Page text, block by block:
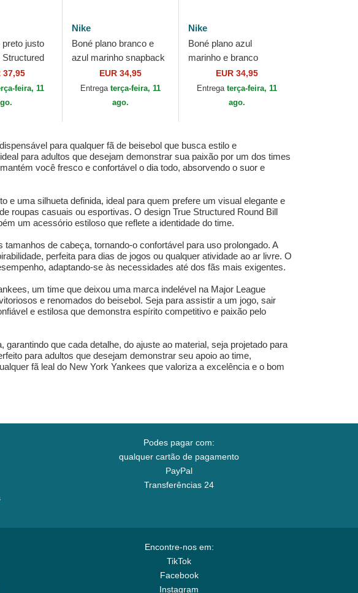
preto justo
Structured
Chicago
da Nike
37,95
feira, 11
Nike
Boné plano branco e
azul marinho snapback
Cooperstown Dri-Fit Pro
Structured Square Bill
EUR 34,95
Entrega terça-feira, 11
ago.
Nike
Boné plano azul
marinho e branco
snapback Dri-Fit Pro
Structured Square Bill
da New York Yankees...
EUR 34,95
Entregaterça-feira, 11
ago.
para qualquer fã de beisebol que busca estilo e
para adultos que desejam demonstrar sua paixão por um dos times
você fresco e confortável o dia todo, absorvendo o suor e
e uma silhueta definida, ideal para quem prefere um visual elegante e
roupas casuais ou esportivas. O design True Structured Round Bill
um acessório estiloso que reflete a identidade do time.
de cabeça, tornando-o confortável para uso prolongado. A
perfeita para dias de jogos ou qualquer atividade ao ar livre. O
adaptando-se às necessidades até dos fãs mais exigentes.
um time que deixou uma marca indelével na Major League
e renomados do beisebol. Seja para assistir a um jogo, sair
e estilosa que demonstra espírito competitivo e paixão pelo
que cada detalhe, do ajuste ao material, seja projetado para
para adultos que desejam demonstrar seu apoio ao time,
fã leal do New York Yankees que valoriza a excelência e o bom
Podes pagar com:
qualquer cartão de pagamento
PayPal
Transferências 24
Encontre-nos em:
TikTok
Facebook
Instagram